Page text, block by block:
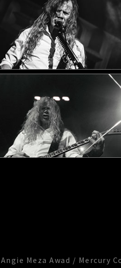
Meza Awad / Mercury